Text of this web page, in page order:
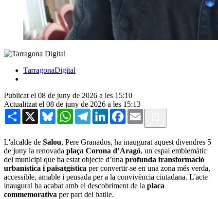
TarragonaDigital
Publicat el 08 de juny de 2026 a les 15:10
Actualitzat el 08 de juny de 2026 a les 15:13
Share X BlueskyWhatsAppTelegramLinkedInFacebook
Email
L'alcalde de Salou, Pere Granados, ha inaugurat aquest divendres 5
de juny la renovada plaça Corona d’Aragó, un espai emblemàtic
del municipi que ha estat objecte d’una profunda transformació
urbanística i paisatgística per convertir-se en una zona més verda,
accessible, amable i pensada per a la convivència ciutadana. L'acte
inaugural ha acabat amb el descobriment de la placa
commemorativa per part del batlle.